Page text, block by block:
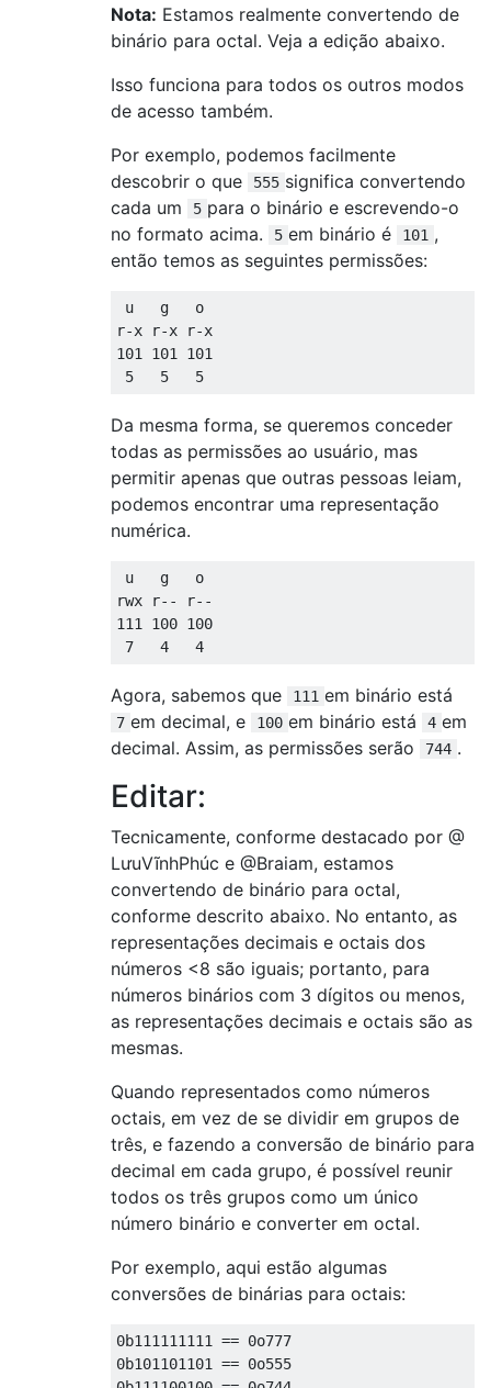
Nota: Estamos realmente convertendo de
binário para octal. Veja a edição abaixo.
Isso funciona para todos os outros modos
de acesso também.
Por exemplo, podemos facilmente
descobrir o que
555 significa convertendo
cada um
5 para o binário e escrevendo-o
no formato acima.
5 em binário é 101 ,
então temos as seguintes permissões:
u   g   o
r-x r-x r-x
101 101 101
Da mesma forma, se queremos conceder
todas as permissões ao usuário, mas
permitir apenas que outras pessoas leiam,
podemos encontrar uma representação
numérica.
u   g   o
rwx r-- r--
111 100 100
Agora, sabemos que 111 em binário está
7 em decimal, e 100 em binário está 4 em
decimal. Assim, as permissões serão
744 .
Editar:
Tecnicamente, conforme destacado por @
LưuVĩnhPhúc e @Braiam, estamos
convertendo de binário para octal,
conforme descrito abaixo. No entanto, as
representações decimais e octais dos
números <8 são iguais; portanto, para
números binários com 3 dígitos ou menos,
as representações decimais e octais são as
mesmas.
Quando representados como números
octais, em vez de se dividir em grupos de
três, e fazendo a conversão de binário para
decimal em cada grupo, é possível reunir
todos os três grupos como um único
número binário e converter em octal.
Por exemplo, aqui estão algumas
conversões de binárias para octais:
0b111111111 == 0o777
0b101101101 == 0o555